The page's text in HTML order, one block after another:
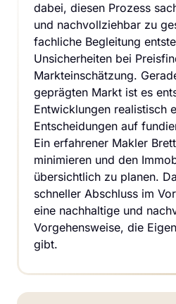
dabei, diesen Prozess
und nachvollziehbar zu
fachliche Begleitung
Unsicherheiten bei
Markteinschätzung.
geprägten Markt ist es
Entwicklungen realistisch
Entscheidungen auf
Ein erfahrener Makler
minimieren und den
übersichtlich zu planen.
schneller Abschluss im
eine nachhaltige und
Vorgehensweise, die